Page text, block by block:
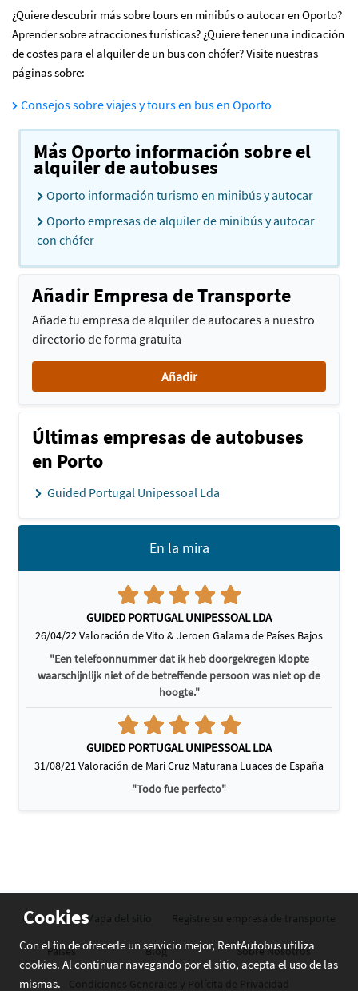
¿Quiere descubrir más sobre tours en minibús o autocar en Oporto?
Aprender sobre atracciones turísticas? ¿Quiere tener una indicación
de costes para el alquiler de un bus con chófer? Visite nuestras
páginas sobre:
Consejos sobre viajes y tours en bus en Oporto
Más Oporto información sobre el
alquiler de autobuses
Oporto información turismo en minibús y autocar
Oporto empresas de alquiler de minibús y autocar
con chófer
Añadir Empresa de Transporte
Añade tu empresa de alquiler de autocares a nuestro
directorio de forma gratuita
Añadir
Últimas empresas de autobuses
en Porto
Guided Portugal Unipessoal Lda
En la mira
GUIDED PORTUGAL UNIPESSOAL LDA
26/04/22 Valoración de Vito & Jeroen Galama de Países Bajos
"Een telefoonnummer dat ik heb doorgekregen klopte
waarschijnlijk niet of de betreffende persoon was niet op de
hoogte."
GUIDED PORTUGAL UNIPESSOAL LDA
31/08/21 Valoración de Mari Cruz Maturana Luaces de España
"Todo fue perfecto"
Cookies
Con el fin de ofrecerle un servicio mejor, RentAutobus utiliza
cookies. Al continuar navegando por el sitio, acepta el uso de las
mismas.
Contacto Mapa del sitio Registre su empresa de transporte
Países Blog Sobre Nosotros
Condiciones Generales y Polícita de Privacidad